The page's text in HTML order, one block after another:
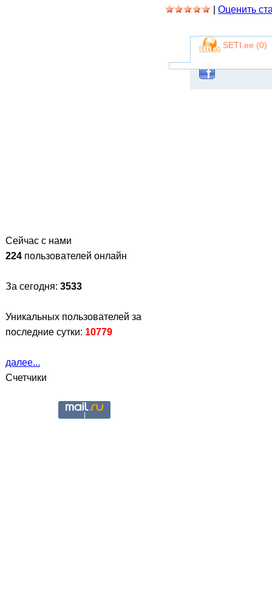
Сейчас с нами
224 пользователей онлайн
За сегодня: 3533
Уникальных пользователей за
последние сутки: 10779
далее...
Счетчики
Оценить
SETI.ee (0)